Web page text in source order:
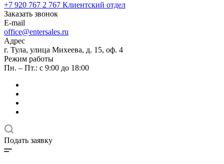
+7 920 767 2 767 Клиентский отдел
Заказать звонок
E-mail
office@entersales.ru
Адрес
г. Тула, улица Михеева, д. 15, оф. 4
Режим работы
Пн. – Пт.: с 9:00 до 18:00
Подать заявку